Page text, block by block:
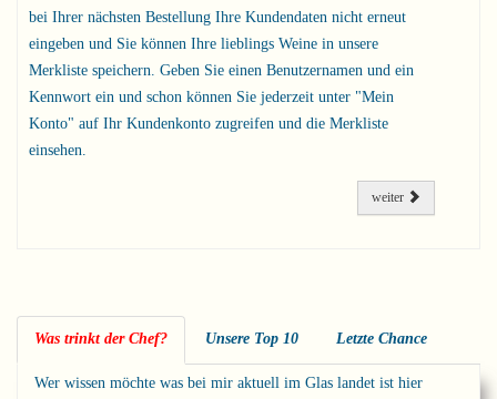
bei Ihrer nächsten Bestellung Ihre Kundendaten nicht erneut
eingeben und Sie können Ihre lieblings Weine in unsere
Merkliste speichern. Geben Sie einen Benutzernamen und ein
Kennwort ein und schon können Sie jederzeit unter "Mein
Konto" auf Ihr Kundenkonto zugreifen und die Merkliste
einsehen.
weiter
Was trinkt der Chef? Unsere Top 10 Letzte Chance
Wer wissen möchte was bei mir aktuell im Glas landet ist hier